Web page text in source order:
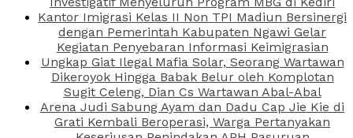
Kantor Imigrasi Kelas II Non TPI Madiun Bersinergi
dengan Pemerintah Kabupaten Ngawi Gelar
Kegiatan Penyebaran Informasi Keimigrasian
Ungkap Giat Ilegal Mafia Solar, Seorang Wartawan
Dikeroyok Hingga Babak Belur oleh Komplotan
Sugit Celeng, Dian Cs Wartawan Abal-Abal
Arena Judi Sabung Ayam dan Dadu Cap Jie Kie di
Grati Kembali Beroperasi, Warga Pertanyakan